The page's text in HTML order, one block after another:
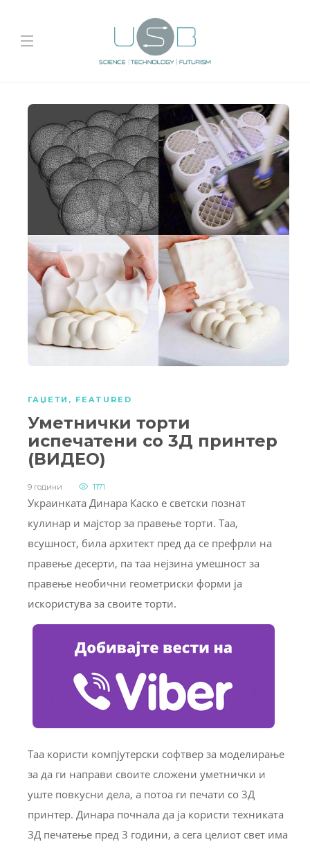
ГАЏЕТИ , FEATURED
Уметнички торти
испечатени со 3Д принтер
(ВИДЕО)
9 години 1171
Украинката Динара Каско е светски познат
кулинар и мајстор за правење торти. Таа,
всушност, била архитект пред да се префрли на
правење десерти, па таа нејзина умешност за
правење необични геометриски форми ја
искористува за своите торти.
Таа користи компјутерски софтвер за моделирање
за да ги направи своите сложени уметнички и
уште повкусни дела, а потоа ги печати со 3Д
принтер. Динара почнала да ја користи техниката
3Д печатење пред 3 години, а сега целиот свет има